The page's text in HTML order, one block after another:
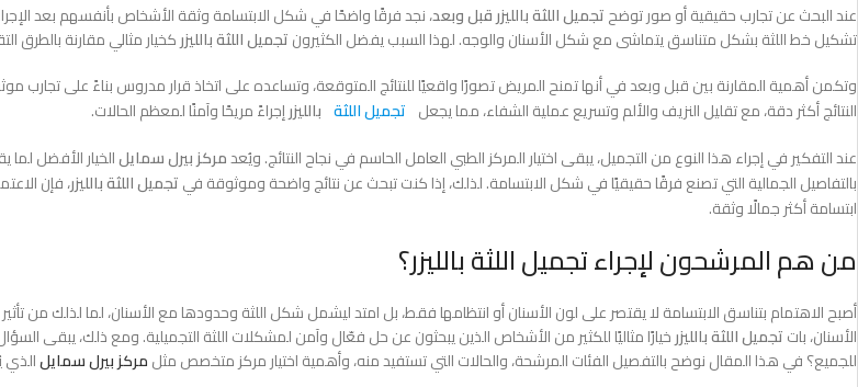
عند البحث عن تجارب حقيقية أو صور توضحتجميل اللثة بالليزر قبل وبعد، نجد فرقًا واضحًا في شكل الابتسامة وثقة الأشخاص بأنفسهم بعد الإجراء.
تشكيل خط اللثة بشكل متناسق يتماشى مع شكل الأسنان والوجه. لهذا السبب يفضل الكثيرونتجميل اللثة بالليزركخيار مثالي مقارنة بالطرق
وتكمن أهمية المقارنة بين قبل وبعد في أنها تمنح المريض تصورًا واقعيًا للنتائج المتوقعة، وتساعده على اتخاذ قرار مدروس بناءً على تجارب
النتائج أكثر دقة، مع تقليل النزيف والألم وتسريع عملية الشفاء، مما يجعل تجميل اللثة بالليزرإجراءً مريحًا وآمنًا لمعظم الحالات.
عند التفكير في إجراء هذا النوع من التجميل، يبقى اختيار المركز الطبي العامل الحاسم في نجاح النتائج. ويُعدمركز بيرل سمايلالخيار الأفضل
بالتفاصيل الجمالية التي تصنع فرقًا حقيقيًا في شكل الابتسامة. لذلك، إذا كنت تبحث عن نتائج واضحة وموثوقة فيتجميل اللثة بالليزر، فإن
ابتسامة أكثر جمالًا وثقة.
من هم المرشحون لإجراء تجميل اللثة بالليزر؟
أصبح الاهتمام بتناسق الابتسامة لا يقتصر على لون الأسنان أو انتظامها فقط، بل امتد ليشمل شكل اللثة وحدودها مع الأسنان، لما لذلك من
الأسنان، باتتجميل اللثة بالليزرخيارًا مثاليًا للكثير من الأشخاص الذين يبحثون عن حل فعّال وآمن لمشكلات اللثة التجميلية. ومع ذلك، يبقى
للجميع؟ في هذا المقال نوضح بالتفصيل الفئات المرشحة، والحالات التي تستفيد منه، وأهمية اختيار مركز متخصص مثلمركز بيرل سمايل